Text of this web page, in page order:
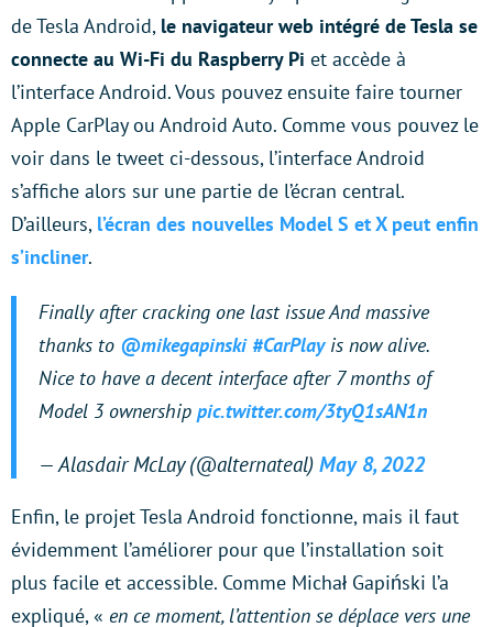
de Tesla Android, le navigateur web intégré de Tesla se
connecte au Wi-Fi du Raspberry Pi et accède à
l’interface Android. Vous pouvez ensuite faire tourner
Apple CarPlay ou Android Auto. Comme vous pouvez le
voir dans le tweet ci-dessous, l’interface Android
s’affiche alors sur une partie de l’écran central.
D’ailleurs, l’écran des nouvelles Model S et X peut enfin
s’incliner.
Finally after cracking one last issue And massive
thanks to @mikegapinski #CarPlayis now alive.
Nice to have a decent interface after 7 months of
Model 3 ownership pic.twitter.com/3tyQ1sAN1n
— Alasdair McLay (@alternateal) May 8, 2022
Enfin, le projet Tesla Android fonctionne, mais il faut
évidemment l’améliorer pour que l’installation soit
plus facile et accessible. Comme Michał Gapiński l’a
expliqué, « en ce moment, l’attention se déplace vers une